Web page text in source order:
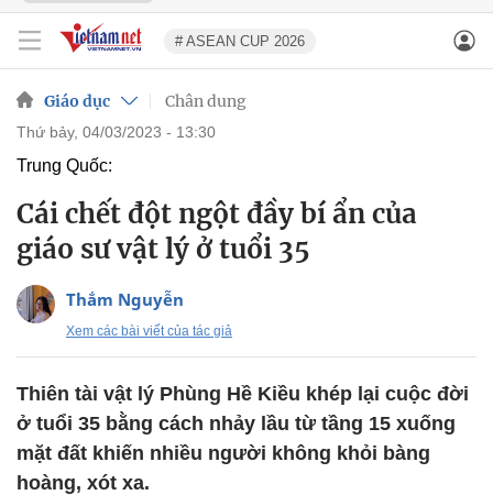
# ASEAN CUP 2026
Giáo dục Chân dung
thứ bảy, 04/03/2023 - 13:30
Trung Quốc:
Cái chết đột ngột đầy bí ẩn của
giáo sư vật lý ở tuổi 35
Thắm Nguyễn
Xem các bài viết của tác giả
Thiên tài vật lý Phùng Hề Kiều khép lại cuộc đời
ở tuổi 35 bằng cách nhảy lầu từ tầng 15 xuống
mặt đất khiến nhiều người không khỏi bàng
hoàng, xót xa.